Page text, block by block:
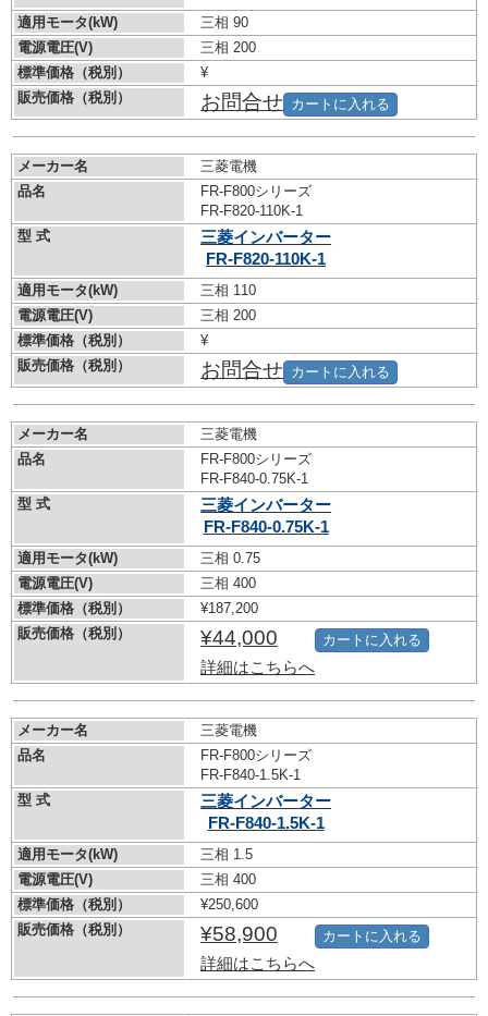
適用モータ(kW)
三相 90
電源電圧(V)
三相 200
標準価格（税別）
¥
販売価格（税別）
お問合せ カートに入れる
メーカー名
三菱電機
品名
FR-F800シリーズ
FR-F820-110K-1
型 式
三菱インバーター
FR-F820-110K-1
適用モータ(kW)
三相 110
電源電圧(V)
三相 200
標準価格（税別）
¥
販売価格（税別）
お問合せ カートに入れる
メーカー名
三菱電機
品名
FR-F800シリーズ
FR-F840-0.75K-1
型 式
三菱インバーター
FR-F840-0.75K-1
適用モータ(kW)
三相 0.75
電源電圧(V)
三相 400
標準価格（税別）
¥187,200
販売価格（税別）
¥44,000
詳細はこちらへ
カートに入れる
メーカー名
三菱電機
品名
FR-F800シリーズ
FR-F840-1.5K-1
型 式
三菱インバーター
FR-F840-1.5K-1
適用モータ(kW)
三相 1.5
電源電圧(V)
三相 400
標準価格（税別）
¥250,600
販売価格（税別）
¥58,900
詳細はこちらへ
カートに入れる